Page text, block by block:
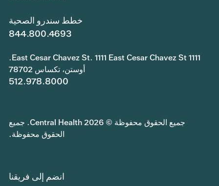
خطط سندرو الصحية
844.800.4693
1111 East Cesar Chavez St. 1111 East Cesar Chavez St.
أوستن، تكساس 78702
512.978.8000
جميع الحقوق محفوظة © 2026 Central Health. جميع
الحقوق محفوظة.
انضم إلى فريقنا